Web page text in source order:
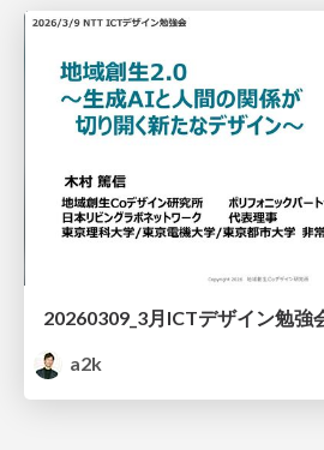
20260309_3月ICTデザイン勉強
a2k